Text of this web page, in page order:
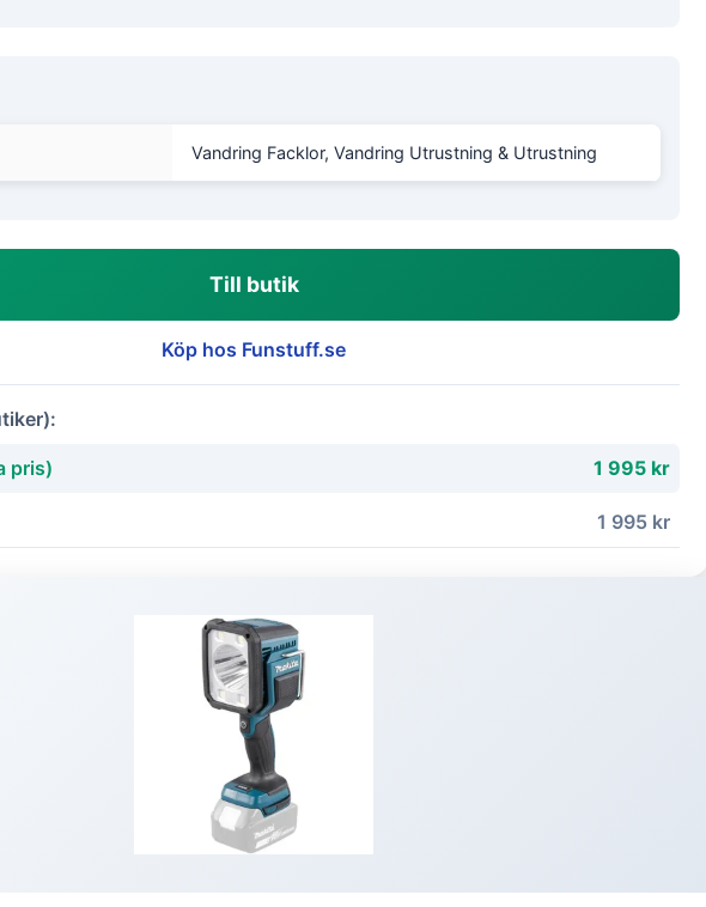
Vandring Facklor, Vandring Utrustning & Utrustning
Till butik
Köp hos Funstuff.se
pris) 1 995 kr
1 995 kr